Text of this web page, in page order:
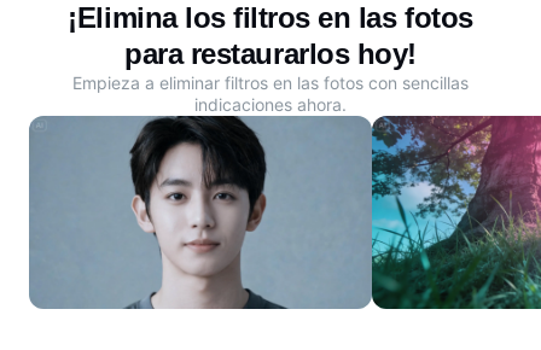
¡Elimina los filtros en las fotos
para restaurarlos hoy!
Empieza a eliminar filtros en las fotos con sencillas
indicaciones ahora.